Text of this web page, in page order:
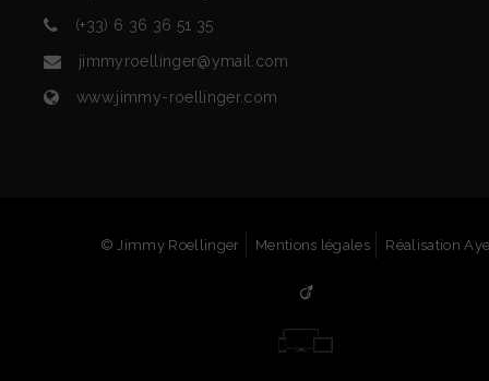
(+33) 6 36 36 51 35
jimmyroellinger@ymail.com
www.jimmy-roellinger.com
© Jimmy Roellinger Mentions légales Réalisation